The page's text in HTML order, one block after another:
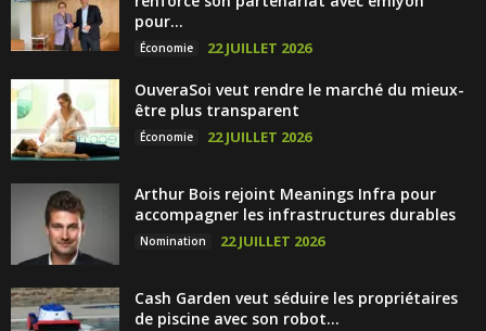
pour...
Économie 22 JUILLET 2026
OuveraSoi veut rendre le marché du mieux-
être plus transparent
Économie 22 JUILLET 2026
Arthur Bois rejoint Meanings Infra pour
accompagner les infrastructures durables
Nomination 22 JUILLET 2026
Cash Garden veut séduire les propriétaires
de piscine avec son robot...